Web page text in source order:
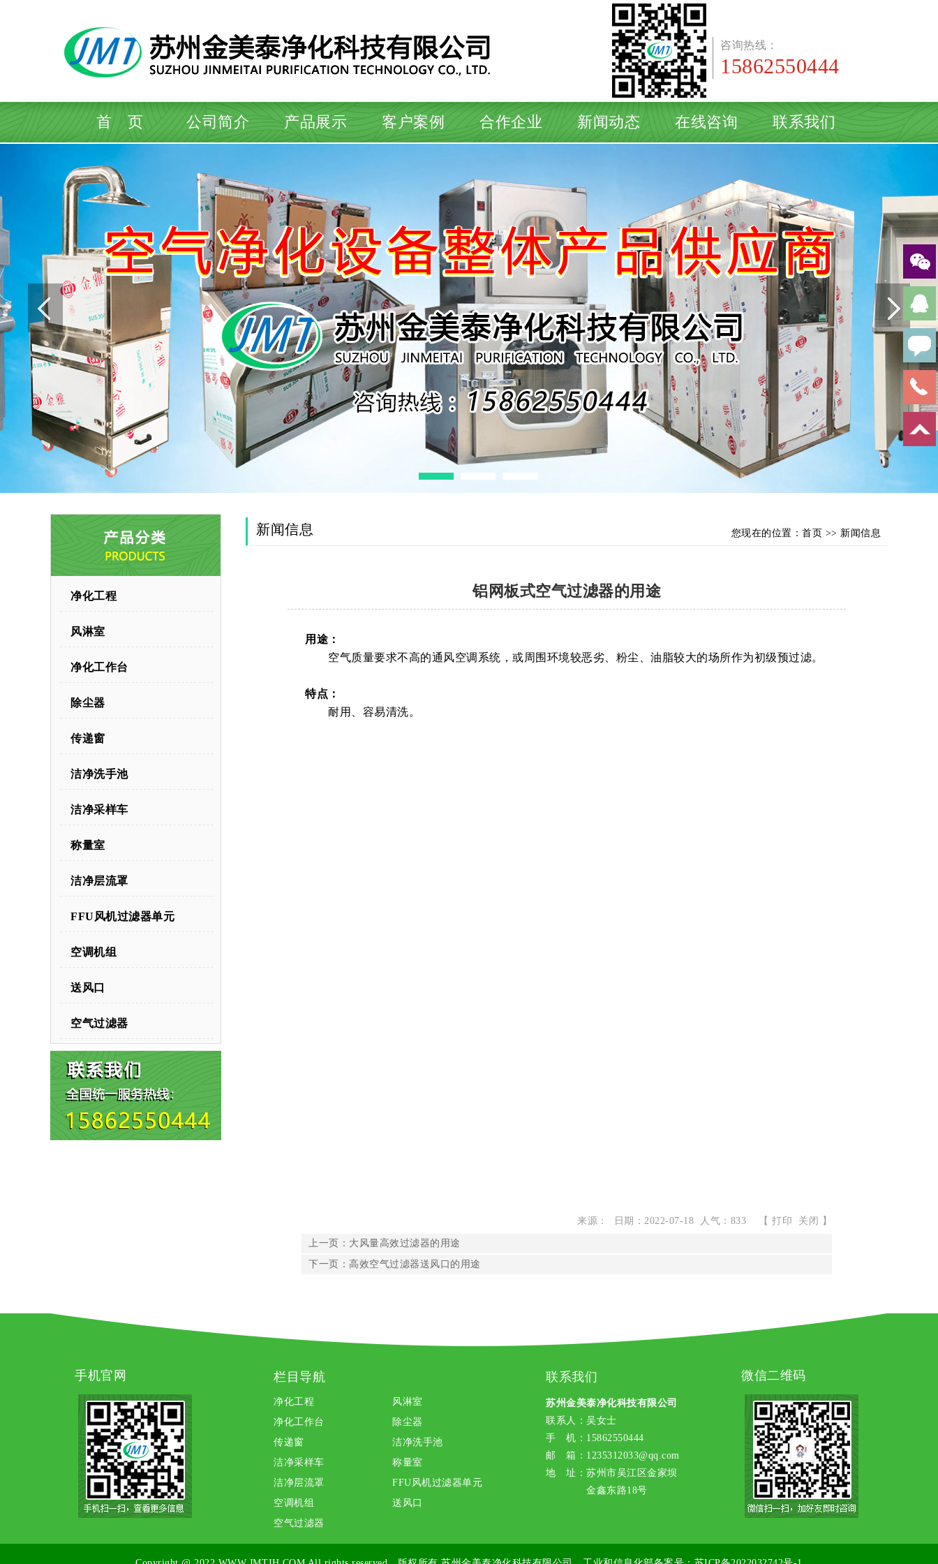
咨询热线：
15862550444
首 页 公司简介 产品展示 客户案例 合作企业 新闻动态 在线咨询 联系我们
净化工程
风淋室
净化工作台
除尘器
传递窗
洁净洗手池
洁净采样车
称量室
洁净层流罩
FFU风机过滤器单元
空调机组
送风口
空气过滤器
新闻信息 您现在的位置： 首页 >> 新闻信息
铝网板式空气过滤器的用途
用途：
空气质量要求不高的通风空调系统，或周围环境较恶劣、粉尘、油脂较大的场所作为初级预过滤。
特点：
耐用、容易清洗。
来源： 日期：2022-07-18 人气：833 【 打印 关闭 】
上一页： 大风量高效过滤器的用途
下一页： 高效空气过滤器送风口的用途
手机官网 栏目导航
净化工程
风淋室
净化工作台
除尘器
传递窗
洁净洗手池
洁净采样车
称量室
洁净层流罩
FFU风机过滤器单元
空调机组
送风口
空气过滤器
联系我们
苏州金美泰净化科技有限公司
联系人：吴女士
手 机：15862550444
邮 箱：1235312033@qq.com
地 址：苏州市吴江区金家坝
金鑫东路18号
微信二维码